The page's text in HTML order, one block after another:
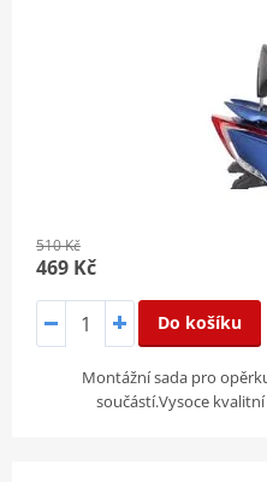
510 Kč
469 Kč
Do košíku
Montážní sada pro
součástí.Vysoce